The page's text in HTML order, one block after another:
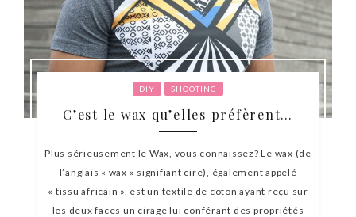
DIY SHOOTING
C’est le wax qu’elles préfèrent…
Plus sérieusement le Wax, vous connaissez? Le wax (de
l’anglais « wax » signifiant cire), également appelé
« tissu africain », est un textile de coton ayant reçu sur
les deux faces un cirage lui conférant des propriétés